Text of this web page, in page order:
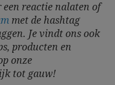
reactie nalaten of
met de hashtag
Je vindt ons ook
producten en
onze
tot gauw!